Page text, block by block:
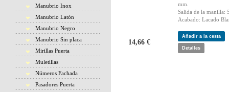
Manubrio Inox
Manubrio Latón
Manubrio Negro
Manubrio Sin placa
Mirillas Puerta
Muletillas
Números Fachada
Pasadores Puerta
mm.
Salida de la manilla:
Acabado: Lacado
14,66 €
Añadir a la cesta
Detalles